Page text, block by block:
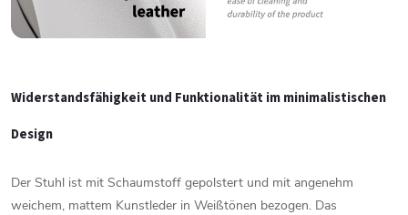
Widerstandsfähigkeitund Funktionalitätimminimalistischen
Design
Der Stuhl ist mit Schaumstoff gepolstert und mit angenehm
weichem, mattem Kunstleder in Weißtönen bezogen. Das